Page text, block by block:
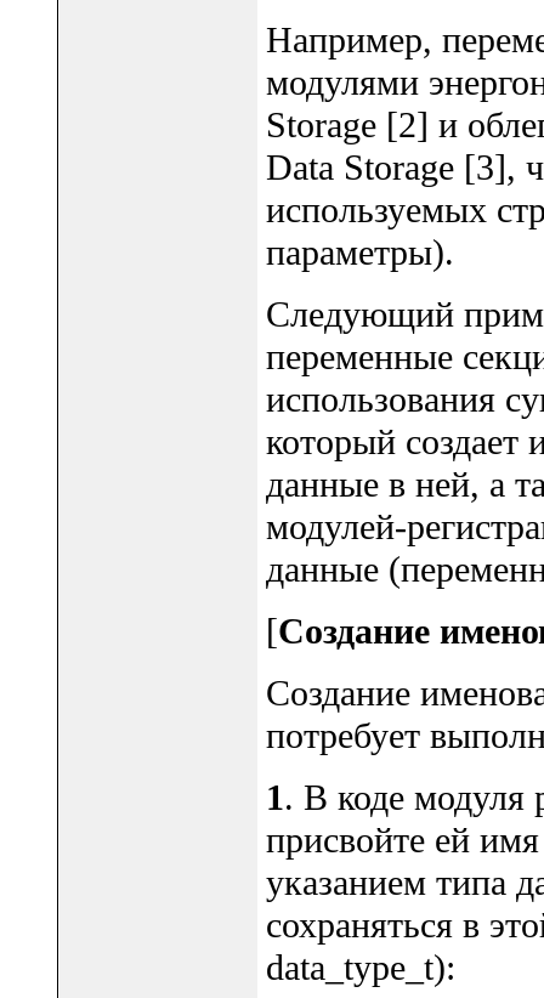
Например,
модулями
Storage [2] и
Data Storage [3],
используемых
параметры).
Следующий
переменные
использования
который создает
данные в ней, а
модулей-
данные
[Создание
Создание
потребует
1. В коде модуля
присвойте ей
указанием типа
сохраняться в
data_type_t):